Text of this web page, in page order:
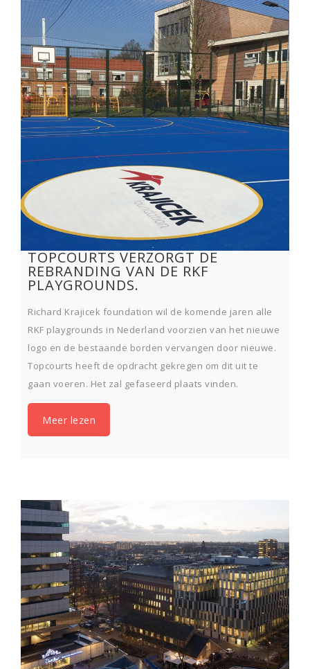
TOPCOURTS VERZORGT DE
REBRANDING VAN DE RKF
PLAYGROUNDS.
Richard Krajicek foundation wil de komende jaren alle
RKF playgrounds in Nederland voorzien van het nieuwe
logo en de bestaande borden vervangen door nieuwe.
Topcourts heeft de opdracht gekregen om dit uit te
gaan voeren. Het zal gefaseerd plaats vinden.
Meer lezen